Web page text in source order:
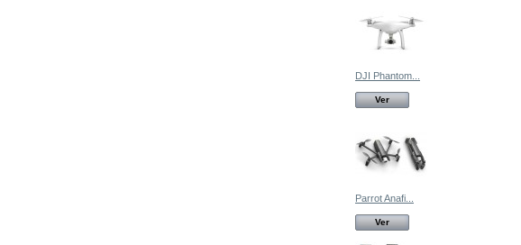
DJI Phantom...
Ver
Parrot Anafi...
Ver